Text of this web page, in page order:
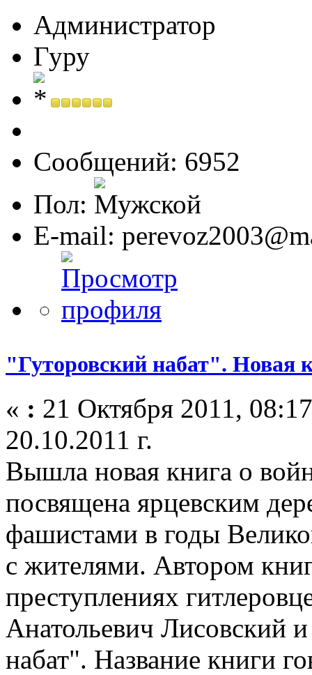
Администратор
Гуру
Сообщений: 6952
Пол:
E-mail:
"Гуторовский набат". Новая
« : 21 Октября 2011,
20.10.2011 г.
Вышла новая книга о
посвящена ярцевским
фашистами в годы
с жителями. Автором
преступлениях
Анатольевич Лисовский
набат". Название книги